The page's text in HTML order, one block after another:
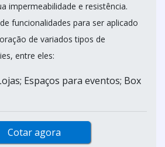
impermeabilidade e resistência.
funcionalidades para ser aplicado
de variados tipos de
entre eles:
Espaços para eventos; Box
Cotar agora